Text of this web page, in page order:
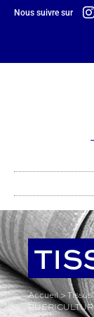
principal
Nous suivre sur
Accueil>Tissus